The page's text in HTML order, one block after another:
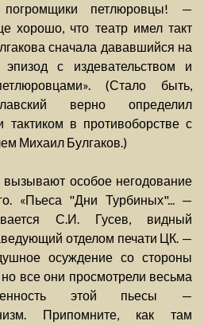
погромщики петлюровцы! —
хорошо, что театр имел такт
сначала дававшийся на
с издевательством и
(Стало быть,
верно определил
тактиком в противоборстве с
Михаил Булгаков.)
особое негодование
«Пьеса "Дни Турбиных"... —
С.И. Гусев, видный
отделом печати ЦК. —
осуждение со стороны
но все они просмотрели весьма
этой пьесы —
Припомните, как там